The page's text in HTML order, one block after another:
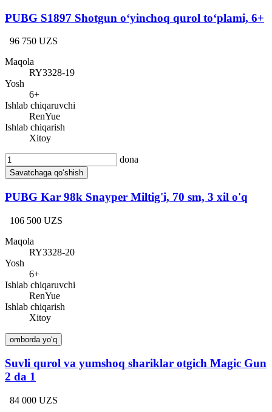
PUBG S1897 Shotgun o‘yinchoq qurol to‘plami, 6+
96 750 UZS
Maqola
RY3328-19
Yosh
6+
Ishlab chiqaruvchi
RenYue
Ishlab chiqarish
Xitoy
dona
Savatchaga qo‘shish
PUBG Kar 98k Snayper Miltig'i, 70 sm, 3 xil o'q
106 500 UZS
Maqola
RY3328-20
Yosh
6+
Ishlab chiqaruvchi
RenYue
Ishlab chiqarish
Xitoy
omborda yo‘q
Suvli qurol va yumshoq shariklar otgich Magic Gun
2 da 1
84 000 UZS